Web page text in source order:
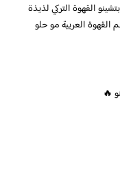
القهوة التركي لذيذة
العربية مو حلو
🔥